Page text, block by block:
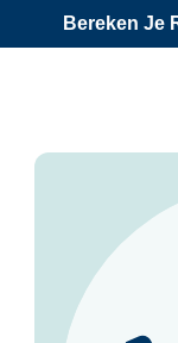
Bereken Je